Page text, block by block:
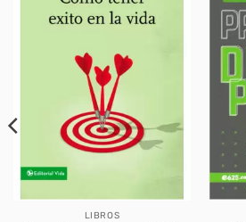
LIBROS